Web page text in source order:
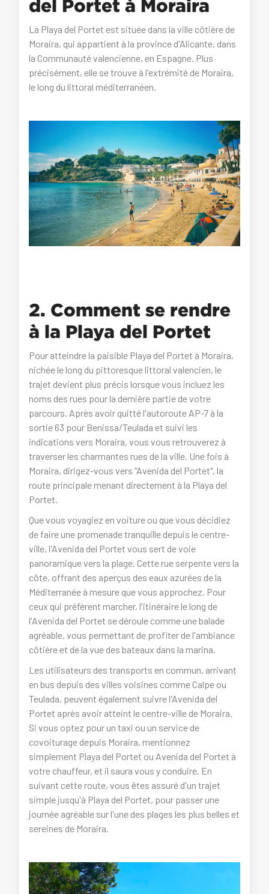
del Portet à Moraira
La Playa del Portet est située dans la ville côtière de
Moraira, qui appartient à la province d'Alicante, dans
la Communauté valencienne, en Espagne. Plus
précisément, elle se trouve à l'extrémité de Moraira,
le long du littoral méditerranéen.
2. Comment se rendre
à la Playa del Portet
Pour atteindre la paisible Playa del Portet à Moraira,
nichée le long du pittoresque littoral valencien, le
trajet devient plus précis lorsque vous incluez les
noms des rues pour la dernière partie de votre
parcours. Après avoir quitté l'autoroute AP-7 à la
sortie 63 pour Benissa/Teulada et suivi les
indications vers Moraira, vous vous retrouverez à
traverser les charmantes rues de la ville. Une fois à
Moraira, dirigez-vous vers "Avenida del Portet", la
route principale menant directement à la Playa del
Portet.
Que vous voyagiez en voiture ou que vous décidiez
de faire une promenade tranquille depuis le centre-
ville, l'Avenida del Portet vous sert de voie
panoramique vers la plage. Cette rue serpente vers la
côte, offrant des aperçus des eaux azurées de la
Méditerranée à mesure que vous approchez. Pour
ceux qui préfèrent marcher, l'itinéraire le long de
l'Avenida del Portet se déroule comme une balade
agréable, vous permettant de profiter de l'ambiance
côtière et de la vue des bateaux dans la marina.
Les utilisateurs des transports en commun, arrivant
en bus depuis des villes voisines comme Calpe ou
Teulada, peuvent également suivre l'Avenida del
Portet après avoir atteint le centre-ville de Moraira.
Si vous optez pour un taxi ou un service de
covoiturage depuis Moraira, mentionnez
simplement Playa del Portet ou Avenida del Portet à
votre chauffeur, et il saura vous y conduire. En
suivant cette route, vous êtes assuré d'un trajet
simple jusqu'à Playa del Portet, pour passer une
journée agréable sur l'une des plages les plus belles et
sereines de Moraira.